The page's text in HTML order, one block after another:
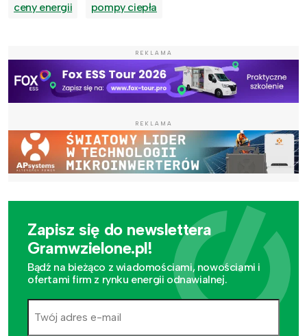
ceny energii pompy ciepła
REKLAMA
REKLAMA
Zapisz się do newslettera
Gramwzielone.pl!
Bądź na bieżąco z wiadomościami, nowościami i
ofertami firm z rynku energii odnawialnej.